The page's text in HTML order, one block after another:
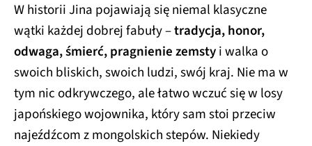
W historii Jina pojawiają się niemal klasyczne
wątki każdej dobrej fabuły –tradycja, honor,
odwaga, śmierć, pragnienie zemstyi walka o
swoich bliskich, swoich ludzi, swój kraj. Nie ma w
tym nic odkrywczego, ale łatwo wczuć się w losy
japońskiego wojownika, który sam stoi przeciw
najeźdźcom z mongolskich stepów. Niekiedy